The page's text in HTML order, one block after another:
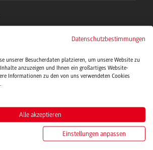
Datenschutzbestimmungen
unserer Besucherdaten platzieren, um unsere Website zu
anzuzeigen und Ihnen ein großartiges Website-
Informationen zu den von uns verwendeten Cookies
Alle akzeptieren
Einstellungen anpassen